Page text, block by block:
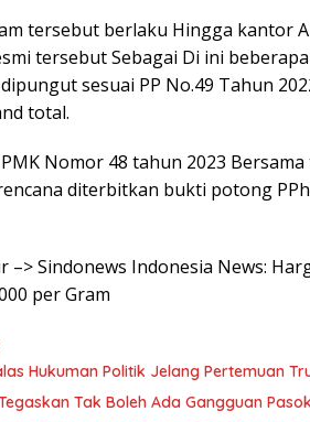
tersebut berlaku Hingga kantor
tersebut Sebagai Di ini
sesuai PP No.49 Tahun
total.
Nomor 48 tahun 2023
diterbitkan bukti potong
–> Sindonews Indonesia News:
per Gram
Hukuman Politik Jelang Pertemuan
Tak Boleh Ada Gangguan